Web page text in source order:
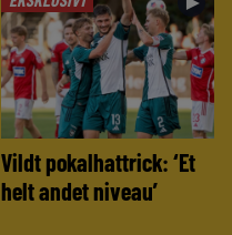
Vildt pokalhattrick: ‘Et
helt andet niveau’